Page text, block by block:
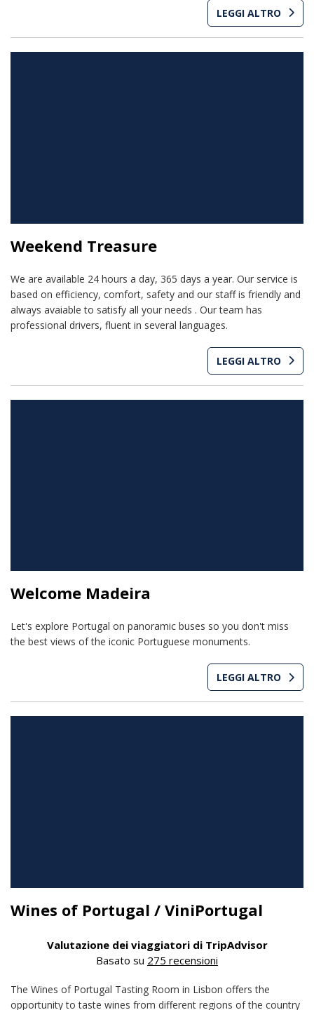
LEGGI ALTRO
Weekend Treasure
We are available 24 hours a day, 365 days a year. Our service is
based on efficiency, comfort, safety and our staff is friendly and
always avaiable to satisfy all your needs . Our team has
professional drivers, fluent in several languages.
LEGGI ALTRO
Welcome Madeira
Let's explore Portugal on panoramic buses so you don't miss
the best views of the iconic Portuguese monuments.
LEGGI ALTRO
Wines of Portugal / ViniPortugal
Valutazione dei viaggiatori di TripAdvisor
Basato su 275 recensioni
The Wines of Portugal Tasting Room in Lisbon offers the
opportunity to taste wines from different regions of the country